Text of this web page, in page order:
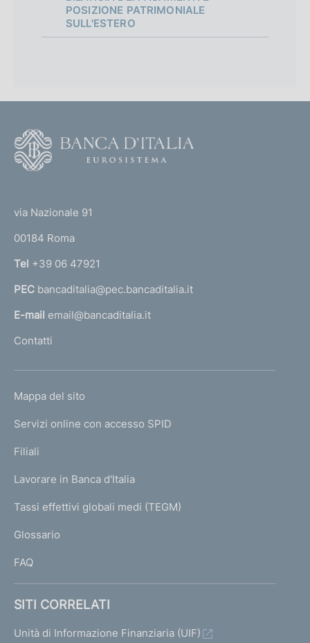
POSIZIONE PATRIMONIALE
SULL'ESTERO
r
n
a
l
'
m
e
a
g
via Nazionale 91
00184 Roma
Tel +39 06 47921
PEC bancaditalia@pec.bancaditalia.it
E-mail email@bancaditalia.it
Contatti
L
N
K
T
I
I
Mappa del sito
Servizi online con accesso SPID
Filiali
Lavorare in Banca d'Italia
Tassi effettivi globali medi (TEGM)
Glossario
FAQ
SITI CORRELATI
Unità di Informazione Finanziaria (UIF)